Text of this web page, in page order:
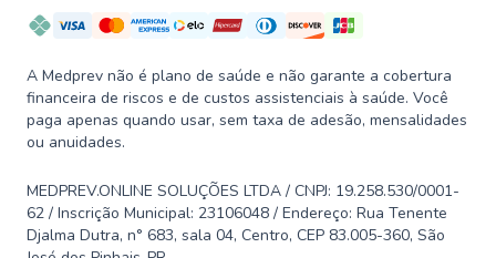
A Medprev não é plano de saúde e não garante a cobertura
financeira de riscos e de custos assistenciais à saúde. Você
paga apenas quando usar, sem taxa de adesão, mensalidades
ou anuidades.
MEDPREV.ONLINE SOLUÇÕES LTDA / CNPJ: 19.258.530/0001-
62 / Inscrição Municipal: 23106048 / Endereço: Rua Tenente
Djalma Dutra, n° 683, sala 04, Centro, CEP 83.005-360, São